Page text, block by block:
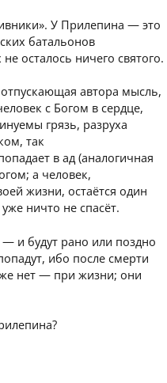
У Прилепина — это
батальонов
осталось ничего святого.
отпускающая автора мысль,
с Богом в сердце,
грязь, разруха
так
в ад (аналогичная
а человек,
жизни, остаётся один
ничто не спасёт.
и будут рано или поздно
ибо после смерти
нет — при жизни; они